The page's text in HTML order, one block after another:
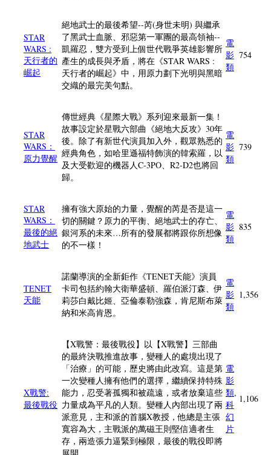
STAR
WARS :
天行者的
崛起
絕地武士的最後希望--芮(身世未明) 與繼承
了黑武士血脈、邪惡第一軍團的最高領袖--
凱羅忍，雙方受到上個世代戰爭英雄影響所
產生的成長與矛盾，將在《STAR WARS :
天行者的崛起》中，用原力劃下光明與黑暗
交織的最完美句點。
電
影
類
754
STAR
WARS：
原力覺醒
傳世經典《星際大戰》系列迎來最新一集！
故事設定於星戰六部曲《絕地大反攻》30年
後。除了有新世代演員加入外，觀眾熟悉的
經典角色，如哈里遜福特飾演的韓索羅，以
及大受歡迎的機器人C-3PO、R2-D2也將回
歸。
電
影
類
739
STAR
WARS：
最後的絕
地武士
擁有強大原始的力量，覺醒的芮是否是這一
切的關鍵？原力的平衡、絕地武士的存亡、
銀河系的未來…所有的發展都將跟你所想像
的不一樣！
電
影
類
835
TENET
天能
諾蘭導演的全新鉅作《TENET天能》演員
卡司包括約翰大衛華盛頓、羅伯派汀森、伊
莉莎白戴比姬、亞倫泰勒強森，肯尼斯布萊
納和米高肯恩。
電
影
類
1,356
X戰警:
最後戰役
【X戰警：最後戰役】以【X戰警】三部曲
的最終決戰推進故事，變種人的處境出現了
「治療」的可能，歷史將由此改寫。這是第
一次變種人擁有他們的選擇，繼續保持特殊
能力，忍受著孤獨和被疏遠，或者放棄這些
力量成為平凡的人類。變種人內部出現了兩
派意見，主和派的首腦X教授，他總是主張
寬容為大，主戰派的萬磁王則堅信適者生
存，兩造張力逼緊到極限，最後的戰役即將
電
影
類,
科
幻
片
1,106